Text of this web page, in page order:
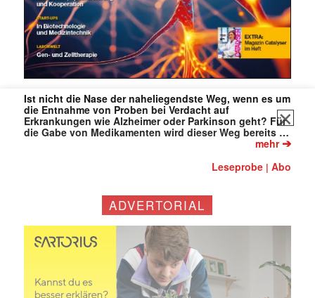
Ist nicht die Nase der naheliegendste Weg, wenn es um
die Entnahme von Proben bei Verdacht auf
Erkrankungen wie Alzheimer oder Parkinson geht? Für
die Gabe von Medikamenten wird dieser Weg bereits …
mehr➔
Leseprobe |Abo
ADVERTORIAL